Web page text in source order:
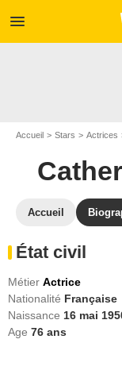
menu
Accueil Stars Actrices
Accueil
État civil
Métier Actrice
Nationalité Française
Naissance 16 mai
Age 76 ans